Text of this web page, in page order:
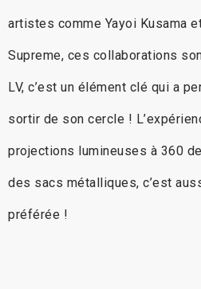
artistes comme Yayoi Kusama
Supreme, ces collaborations
LV, c’est un élément clé qui a
sortir de son cercle !
projections lumineuses à 360
des sacs métalliques, c’est
préférée !